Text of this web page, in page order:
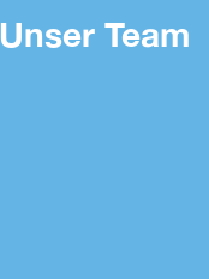
Unser Team